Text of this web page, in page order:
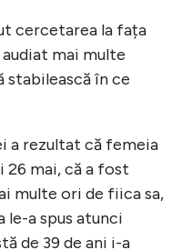
cercetarea la fața
mai multe
stabilească în ce
a rezultat că femeia
26 mai, că a fost
multe ori de fiica sa,
le-a spus atunci
de 39 de ani i-a